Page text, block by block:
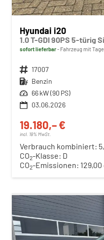
Hyundai i20
sofort lieferbar Fahrzeug mit
Fahrzeugnr. 17007
Kraftstoff Benzin
Leistung 66 kW (90 PS)
03.06.2026
19.180,– €
incl. 19% MwSt.
Verbrauch kombiniert:
CO2-Klasse: D
CO2-Emissionen: